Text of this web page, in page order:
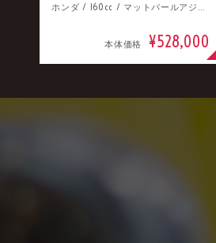
ホンダ / 160cc / マットパールアジャイルブルー
本体価格 ¥528,000